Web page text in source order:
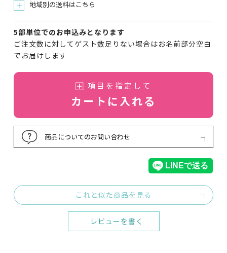
＋ 地域別の送料はこちら
5部単位でのお申込みとなります
ご注文数に対してゲスト数足りない場合はお名前部分空白
でお届けします
項目を指定して
カートに入れる
商品についてのお問い合わせ
これと似た商品を見る
レビューを書く